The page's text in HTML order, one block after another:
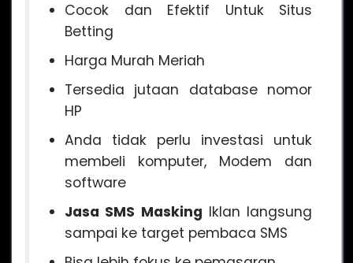
Cocok dan Efektif Untuk Situs
Betting
Harga Murah Meriah
Tersedia jutaan database nomor
HP
Anda tidak perlu investasi untuk
membeli komputer, Modem dan
software
Jasa SMS Masking Iklan langsung
sampai ke target pembaca SMS